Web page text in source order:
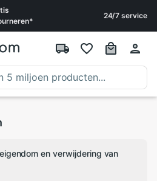
*
24/7 service
en verwijdering van